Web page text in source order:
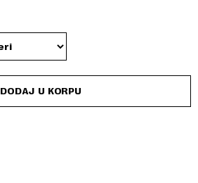
through
200 RSD
DODAJ U KORPU